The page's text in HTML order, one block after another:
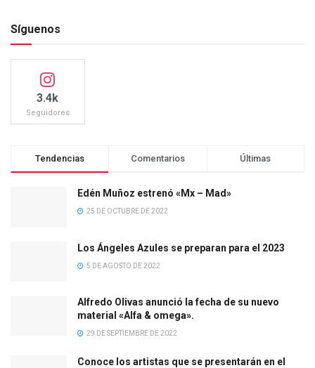
Síguenos
3.4k
Seguidores
Tendencias Comentarios Últimas
Edén Muñoz estrenó «Mx – Mad»
25 DE OCTUBRE DE 2022
Los Ángeles Azules se preparan para el 2023
5 DE AGOSTO DE 2022
Alfredo Olivas anunció la fecha de su nuevo
material «Alfa & omega».
29 DE SEPTIEMBRE DE 2022
Conoce los artistas que se presentarán en el